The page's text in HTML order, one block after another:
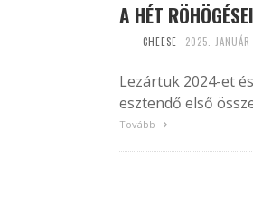
A HÉT
CHEESE 2025. JANUÁR
Lezártuk 2024-et
esztendő első
Tovább